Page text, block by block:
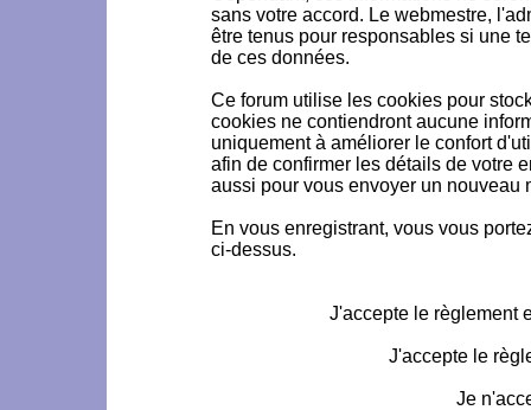
sans votre accord. Le webmestre,
être tenus pour responsables si une
de ces données.
Ce forum utilise les cookies pour
cookies ne contiendront aucune
uniquement à améliorer le confort
afin de confirmer les détails de votre
aussi pour vous envoyer un nouveau
En vous enregistrant, vous vous
ci-dessus.
J'accepte le règlement
J'accepte le
Je